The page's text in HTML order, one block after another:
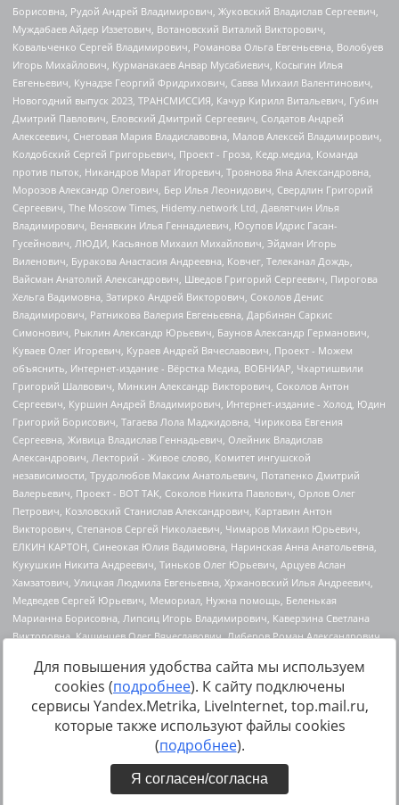
Источник:https://minjust.gov.ru/uploaded/files/reestr-
inostrannyih-agentov-22-03-2024.pdfданные на22.03.2024
Для повышения удобства сайта мы используем
cookies (подробнее). К сайту подключены
сервисы Yandex.Metrika, LiveInternet, top.mail.ru,
которые также используют файлы cookies
(подробнее).
Я согласен/согласна